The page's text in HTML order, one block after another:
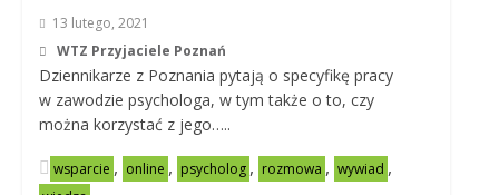
13 lutego, 2021
WTZ Przyjaciele Poznań
Dziennikarze z Poznania pytają o specyfikę pracy
w zawodzie psychologa, w tym także o to, czy
można korzystać z jego…..
wsparcie , online , psycholog , rozmowa , wywiad ,